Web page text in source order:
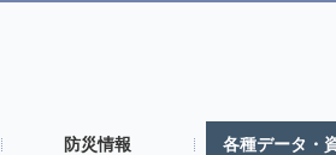
防災情報 各種データ・